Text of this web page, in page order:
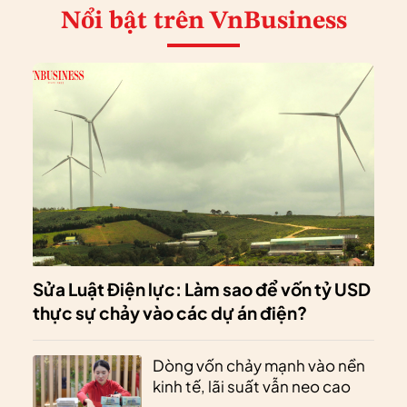
Nổi bật trên VnBusiness
Sửa Luật Điện lực: Làm sao để vốn tỷ USD
thực sự chảy vào các dự án điện?
Dòng vốn chảy mạnh vào nền
kinh tế, lãi suất vẫn neo cao